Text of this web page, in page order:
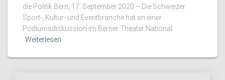
die Politik Bern, 17. September 2020 – Die Schweizer
Sport-, Kultur- und Eventbranche hat an einer
Podiumsdiskussion im Berner Theater National
Weiterlesen